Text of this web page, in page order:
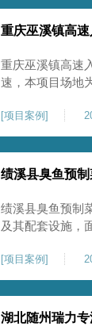
重庆巫溪镇高
重庆巫溪镇高速
速，本项目场地
一次，确认工程
量。在施工过程
[项目案例 ]
绩溪县臭鱼预
绩溪县臭鱼预制
及其配套设施，
配备28m龙门架
2.2m的柱锤一个
[项目案例 ]
湖北随州瑞力